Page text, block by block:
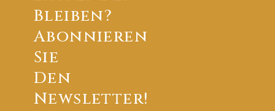
Bleiben?
Abonnieren
Sie
Den
Newsletter!